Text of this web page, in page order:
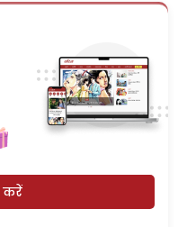
करें